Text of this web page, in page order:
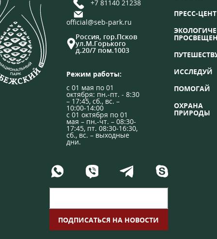
+7 81140 21238
official@seb-park.ru
Россия, гор.Псков
ул.М.Горького
д.20/7 пом.1003
Режим работы:
с 01 мая по 01
октября: пн.-пт. - 8:30
– 17:45, сб., вс. –
10:00-14:00
с 01 октября по 01
мая – пн.-чт. – 08:30-
17:45, пт. 08:30-16:30,
сб., вс. – выходные
дни.
ПРЕСС-
ИССЛЕДУЙ
ПОМОГАЙ
ОХРАНА
ПРИРОДЫ